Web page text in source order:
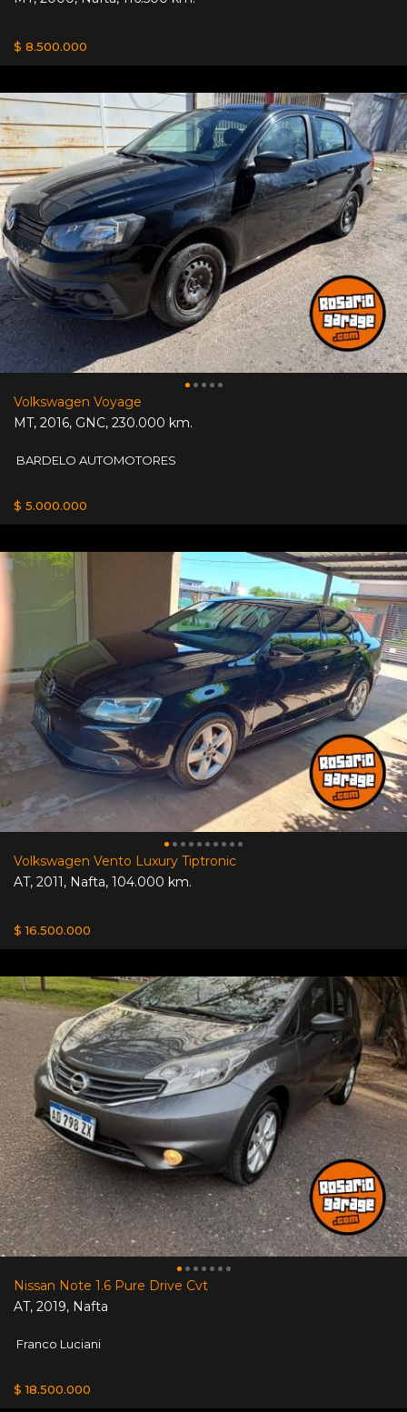
$ 8.500.000
Volkswagen Voyage
MT, 2016, GNC, 230.000 km.
BARDELO AUTOMOTORES
$ 5.000.000
Volkswagen Vento Luxury Tiptronic
AT, 2011, Nafta, 104.000 km.
$ 16.500.000
Nissan Note 1.6 Pure Drive Cvt
AT, 2019, Nafta
Franco Luciani
$ 18.500.000